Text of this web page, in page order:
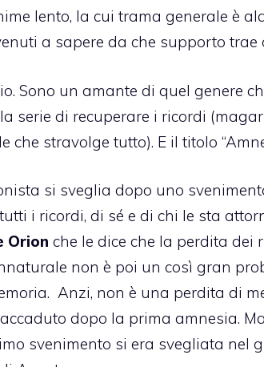
lento, la cui trama generale è
a sapere da che supporto trae
Sono un amante di quel genere
serie di recuperare i ricordi
stravolge tutto). E il titolo
si sveglia dopo uno
i ricordi, di sé e di chi le sta
Orion che le dice che la perdita dei
non è poi un così gran
Anzi, non è una perdita di
dopo la prima amnesia.
svenimento si era svegliata nel